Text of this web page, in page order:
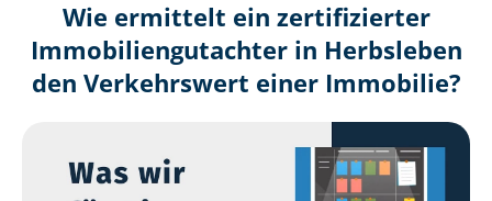
Wie ermittelt ein zertifizierter
Immobilien­gutachter in Herbsleben
den Verkehrswert einer Immobilie?